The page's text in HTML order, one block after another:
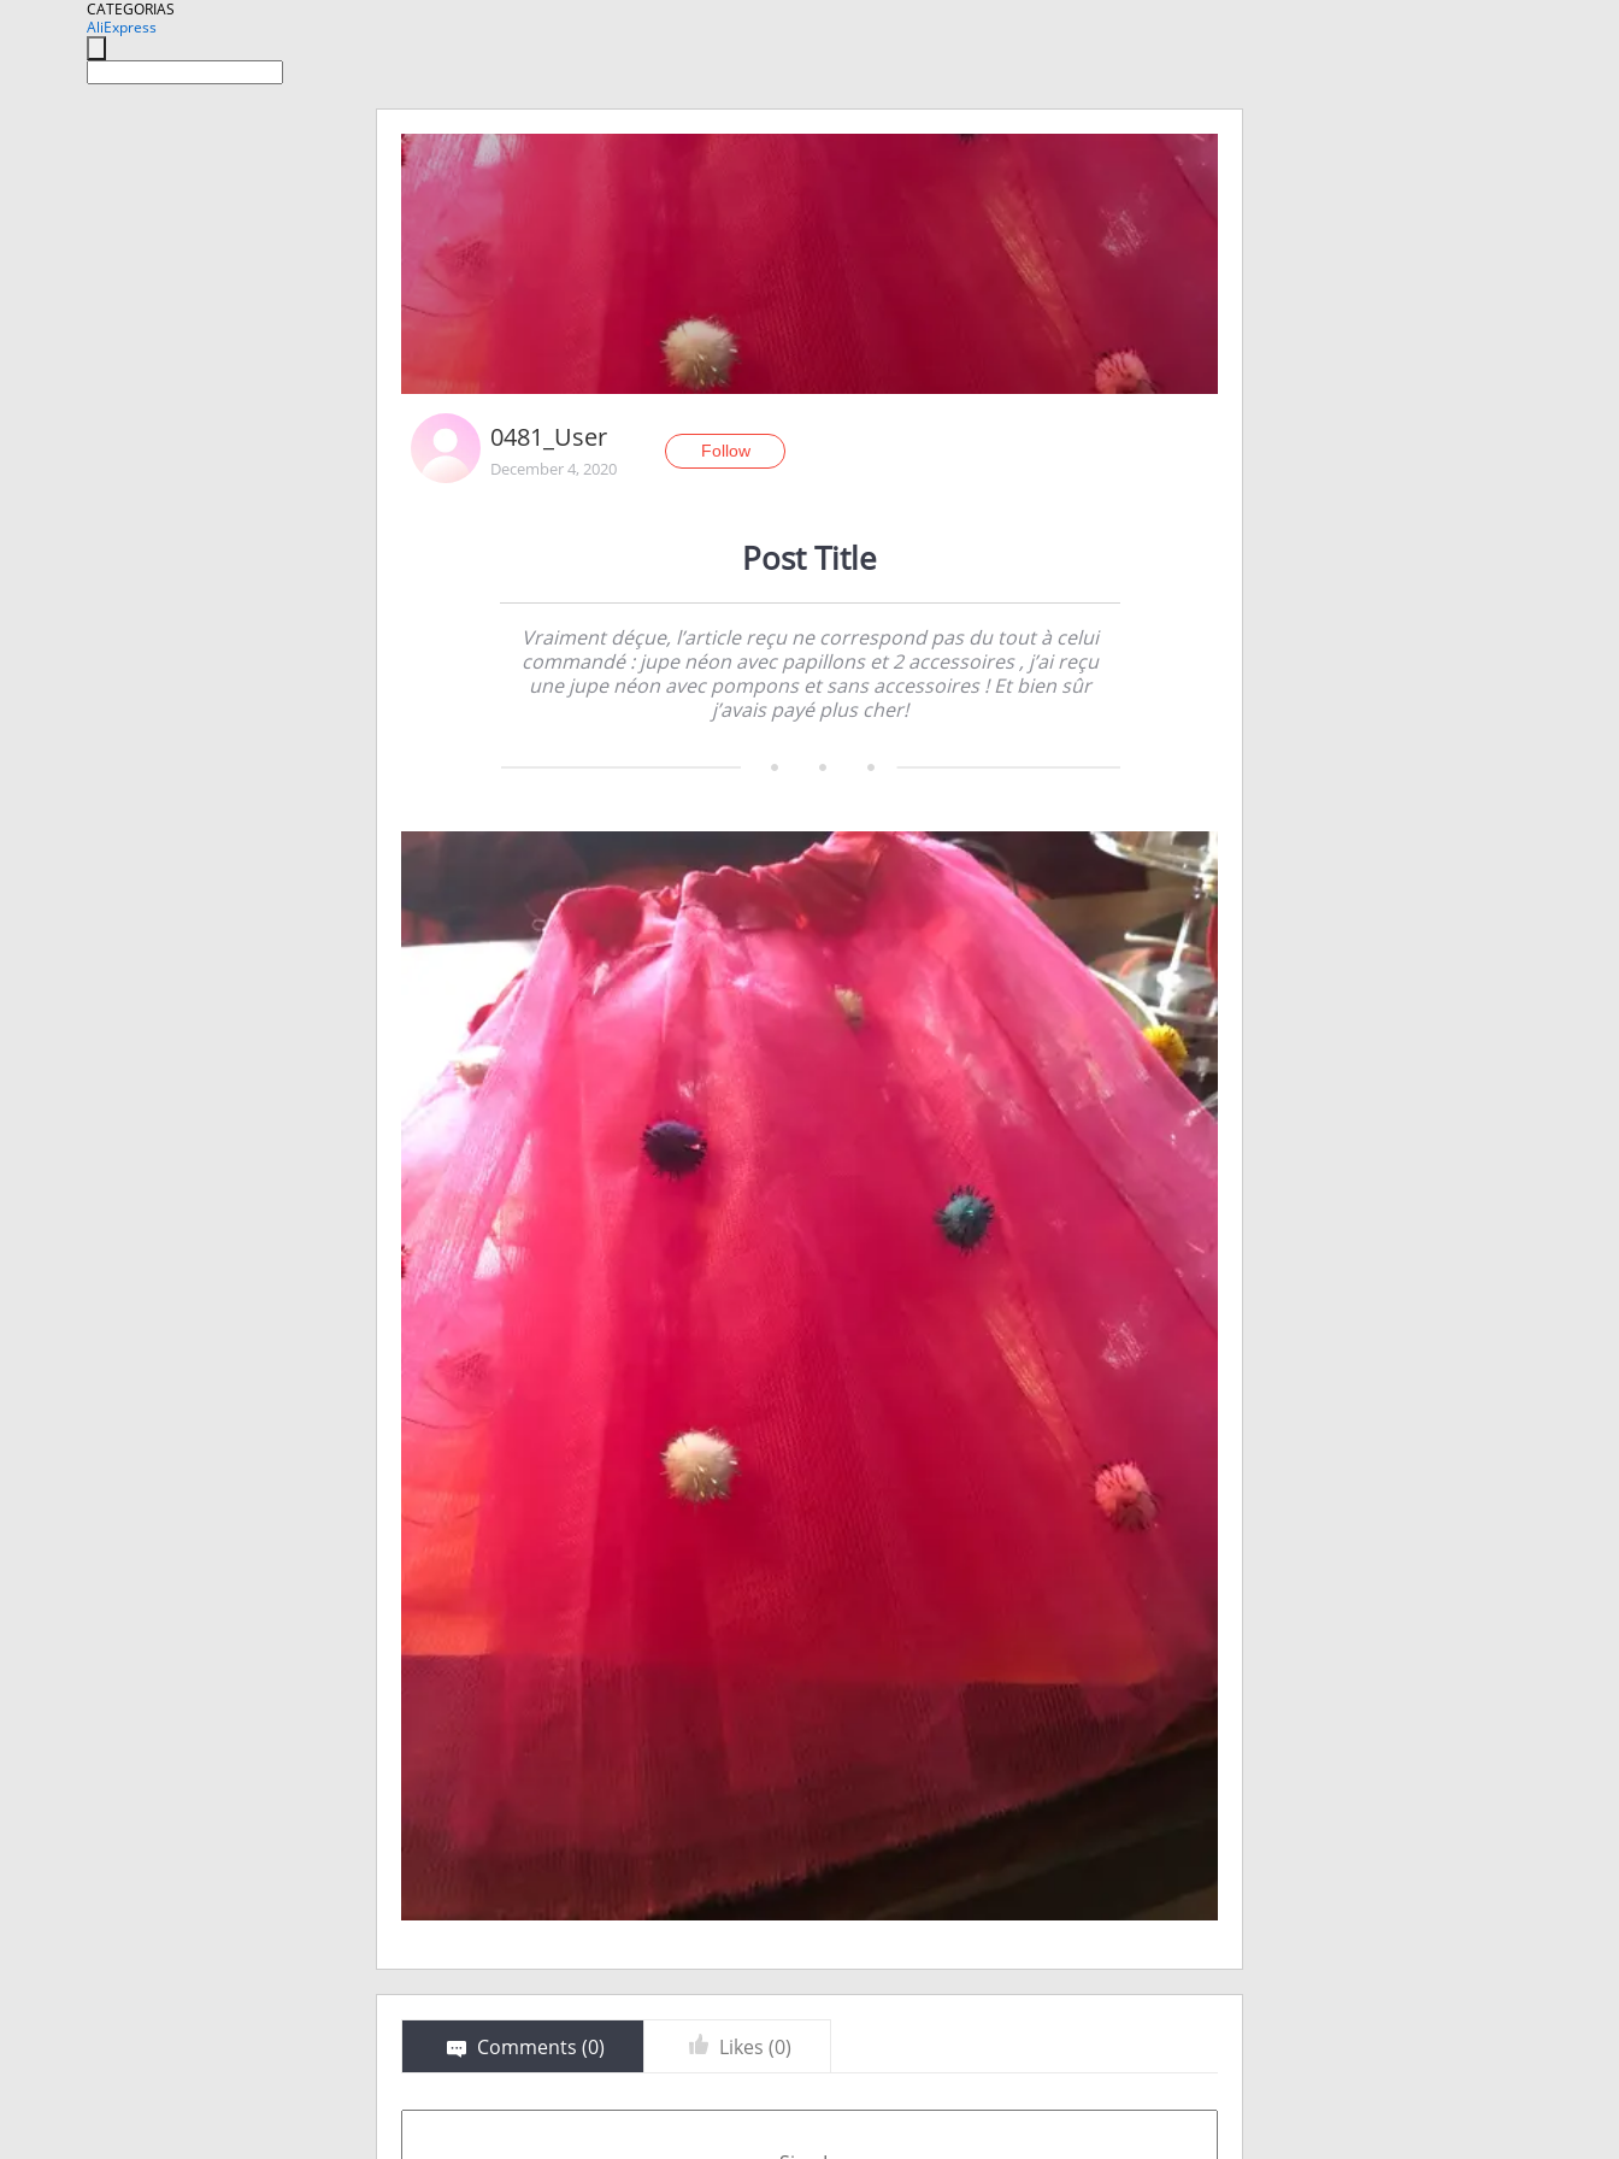
CATEGORIAS
AliExpress
0481_User
December 4, 2020
Follow
Post Title
Vraiment déçue, l’article reçu ne correspond pas du tout à celui
commandé : jupe néon avec papillons et 2 accessoires , j’ai reçu
une jupe néon avec pompons et sans accessoires ! Et bien sûr
j’avais payé plus cher!
Comments (0) Likes (0)